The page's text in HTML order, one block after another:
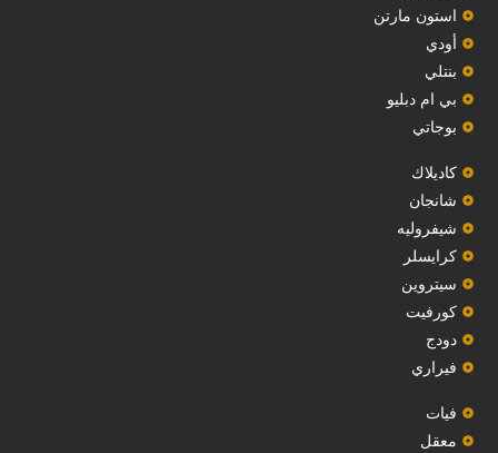
استون مارتن
أودي
بنتلي
بي ام دبليو
بوجاتي
كاديلاك
‏شانجان‏
شيفروليه
‏كرايسلر‏
سيتروين
‏كورفيت‏
دودج
فيراري
فيات
معقل